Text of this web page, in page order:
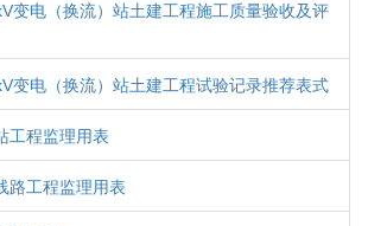
变电（换流）站土建工程施工质量验收及评
变电（换流）站土建工程试验记录推荐表式
工程监理用表
路工程监理用表